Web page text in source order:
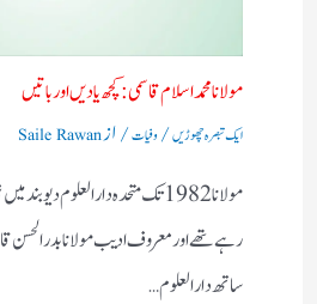
مولانا محمد اسلام قاسمی: کچھ یادیں اور باتیں​
ایک تبصرہ چھوڑیں/ وفیات/ ازSaile Rawan
مولانا 1982 تک متحدہ دارالعلوم
رہے تھے اور معروف ادیب مولانا بدر
ساتھ دارالعلوم…